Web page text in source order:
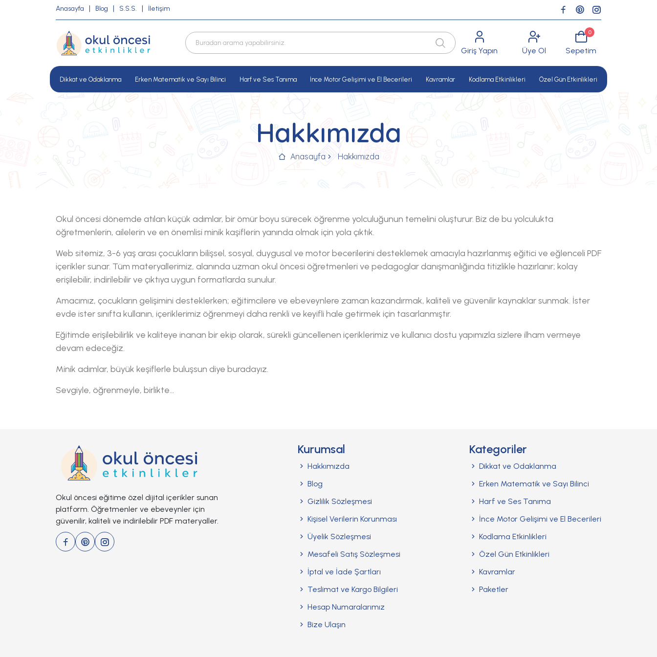
Anasayfa Blog S.S.S. İletişim
Giriş Yapın Üye Ol
0
Sepetim
Dikkat ve Odaklanma Erken Matematik ve Sayı Bilinci Harf ve Ses Tanıma İnce Motor Gelişimi ve El Becerileri Kavramlar Kodlama Etkinlikleri Özel Gün Etkinlikleri
Hakkımızda
Anasayfa Hakkımızda
Okul öncesi dönemde atılan küçük adımlar, bir ömür boyu sürecek öğrenme yolculuğunun temelini oluşturur. Biz de bu yolculukta
öğretmenlerin, ailelerin ve en önemlisi minik kaşiflerin yanında olmak için yola çıktık.
Web sitemiz, 3-6 yaş arası çocukların bilişsel, sosyal, duygusal ve motor becerilerini desteklemek amacıyla hazırlanmış eğitici ve eğlenceli PDF
içerikler sunar. Tüm materyallerimiz, alanında uzman okul öncesi öğretmenleri ve pedagoglar danışmanlığında titizlikle hazırlanır; kolay
erişilebilir, indirilebilir ve çıktıya uygun formatlarda sunulur.
Amacımız, çocukların gelişimini desteklerken; eğitimcilere ve ebeveynlere zaman kazandırmak, kaliteli ve güvenilir kaynaklar sunmak. İster
evde ister sınıfta kullanın, içeriklerimiz öğrenmeyi daha renkli ve keyifli hale getirmek için tasarlanmıştır.
Eğitimde erişilebilirlik ve kaliteye inanan bir ekip olarak, sürekli güncellenen içeriklerimiz ve kullanıcı dostu yapımızla sizlere ilham vermeye
devam edeceğiz.
Minik adımlar, büyük keşiflerle buluşsun diye buradayız.
Sevgiyle, öğrenmeyle, birlikte...
Okul öncesi eğitime özel dijital içerikler sunan
platform. Öğretmenler ve ebeveynler için
güvenilir, kaliteli ve indirilebilir PDF materyaller.
Kurumsal
Hakkımızda
Blog
Gizlilik Sözleşmesi
Kişisel Verilerin Korunması
Üyelik Sözleşmesi
Mesafeli Satış Sözleşmesi
İptal ve İade Şartları
Teslimat ve Kargo Bilgileri
Hesap Numaralarımız
Bize Ulaşın
Kategoriler
Dikkat ve Odaklanma
Erken Matematik ve Sayı Bilinci
Harf ve Ses Tanıma
İnce Motor Gelişimi ve El Becerileri
Kodlama Etkinlikleri
Özel Gün Etkinlikleri
Kavramlar
Paketler